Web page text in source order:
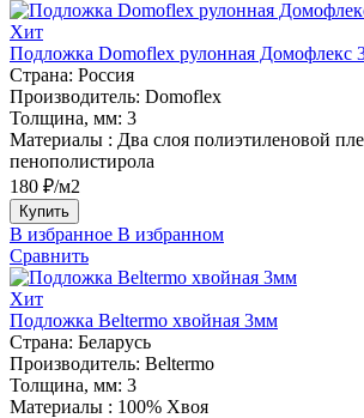
Хит
Подложка Domoflex рулонная Домофлекс
Страна: Россия
Производитель: Domoflex
Толщина, мм: 3
Материалы : Два слоя полиэтиленовой
пенополистирола
180 ₽/м2
Купить
В избранное В избранном
Сравнить
Хит
Подложка Beltermo хвойная 3мм
Страна: Беларусь
Производитель: Beltermo
Толщина, мм: 3
Материалы : 100% Хвоя